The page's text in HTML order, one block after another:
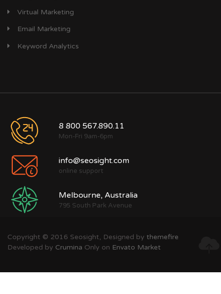
Virtual Marketing
Email Marketing
Keyword Analytics
8 800 567.890.11
Mon-Fri 9am-6pm
info@seosight.com
online support
Melbourne, Australia
795 South Park Avenue
Copyright © 2016 Seosight, Designed by themefire
Developed by Crumina Only on Envato Market